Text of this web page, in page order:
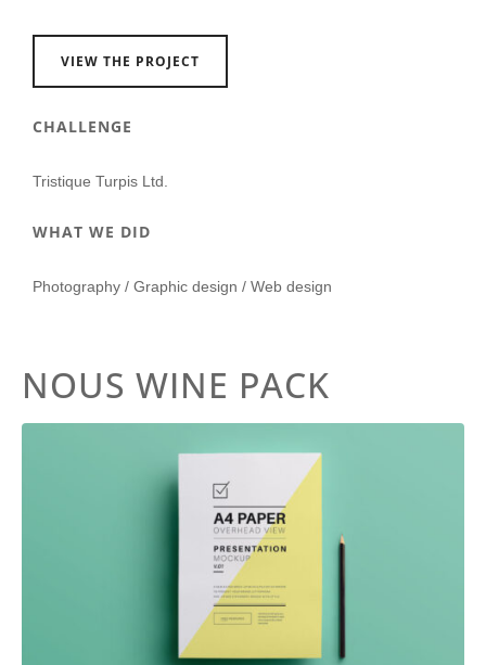
VIEW THE PROJECT
CHALLENGE
Tristique Turpis Ltd.
WHAT WE DID
Photography / Graphic design / Web design
NOUS WINE PACK